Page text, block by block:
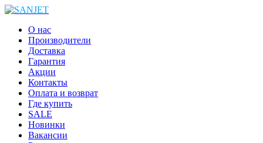
О нас
Производители
Доставка
Гарантия
Акции
Контакты
Оплата и возврат
Где купить
SALE
Новинки
Вакансии